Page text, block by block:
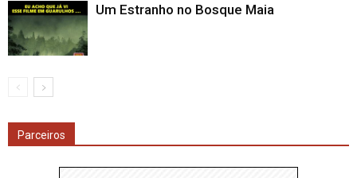
Um Estranho no Bosque Maia
Parceiros